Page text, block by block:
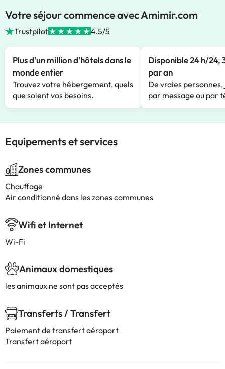
Votre séjour commence avec Amimir.com
Trustpilot 4.5/5
Plus d'un million d'hôtels dans le
monde entier
Trouvez votre hébergement, quels
que soient vos besoins.
Disponible 24 h/24,
par an
De vraies
par message ou par
Equipements et services
Zones communes
Chauffage
Air conditionné dans les zones communes
Wifi et Internet
Wi-Fi
Animaux domestiques
les animaux ne sont pas acceptés
Transferts / Transfert
Paiement de transfert aéroport
Transfert aéroport